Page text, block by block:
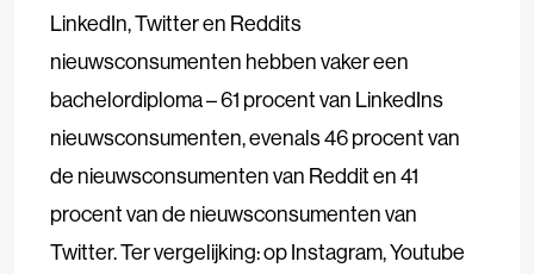
LinkedIn, Twitter en Reddits
nieuwsconsumenten hebben vaker een
bachelordiploma – 61 procent van LinkedIns
nieuwsconsumenten, evenals 46 procent van
de nieuwsconsumenten van Reddit en 41
procent van de nieuwsconsumenten van
Twitter. Ter vergelijking: op Instagram, Youtube